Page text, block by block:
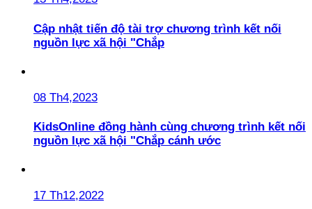
Cập nhật tiến độ tài trợ chương trình kết nối
nguồn lực xã hội "Chắp
08 Th4,2023
KidsOnline đồng hành cùng chương trình kết nối
nguồn lực xã hội "Chắp cánh ước
17 Th12,2022